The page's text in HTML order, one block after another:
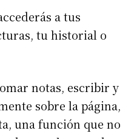
a tus
tu historial o
notas, escribir y
sobre la página,
una función que no